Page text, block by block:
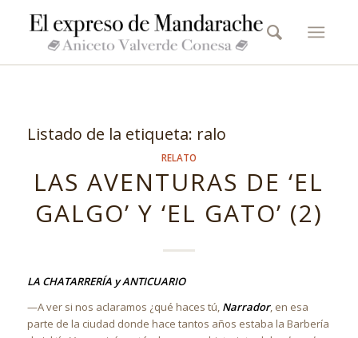
Listado de la etiqueta: ralo
RELATO
LAS AVENTURAS DE ‘EL
GALGO’ Y ‘EL GATO’ (2)
LA CHATARRERÍA y ANTICUARIO
—A ver si nos aclaramos ¿qué haces tú, Narrador, en esa
parte de la ciudad donde hace tantos años estaba la Barbería